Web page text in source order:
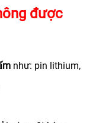
được
như: pin lithium,